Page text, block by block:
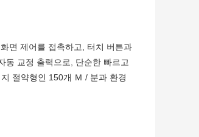
면 제어를 접촉하고, 터치 버튼과
동 교정 출력으로, 단순한 빠르고
절약형인 150개 Ｍ / 분과 환경